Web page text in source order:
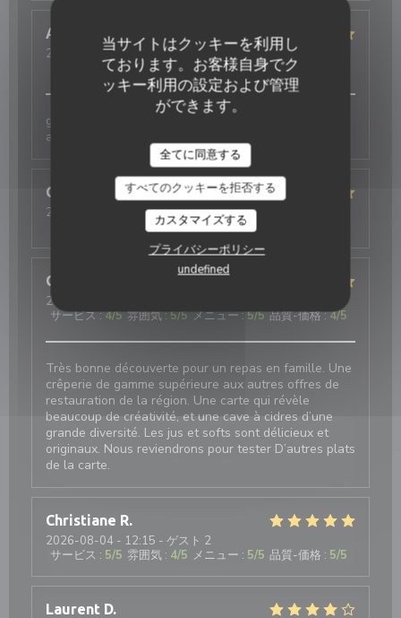
当サイトはクッキーを利用し
ております。お客様自身でク
ッキー利用の設定および管理
ができます。
全てに同意する
すべてのクッキーを拒否する
カスタマイズする
プライバシーポリシー
undefined
Annie
2026-08-05- 12:30 - ゲスト 2
5/5 雰囲気 :5 /5 メニュー:5/5 品質-価格
galettes originales et délicieuses , bien
accompagnées par le cidre
Christelle
B
2026-07-25
- 20:15 - ゲスト 4
雰囲気:5/5 メニュー: /5
Guillaume
2026-08-04
サービス:4/5 雰囲気:5/5 メニュー:5/5 品質-価格:4/5
Très bonne découverte pour un repas en famille. Une
crêperie de gamme supérieure aux autres offres de
restauration de la région. Une carte qui révèle
beaucoup de créativité, et une cave à cidres d’une
grande diversité. Les jus et softs sont délicieux et
originaux. Nous reviendrons pour tester D’autres plats
de la carte.
Christiane R
2026-08-04 - 12:15 - ゲスト 2
サービス : 5/5 雰囲気 : 4/5 メニュー : 5/5 品質-価格 : 5/5
Laurent D